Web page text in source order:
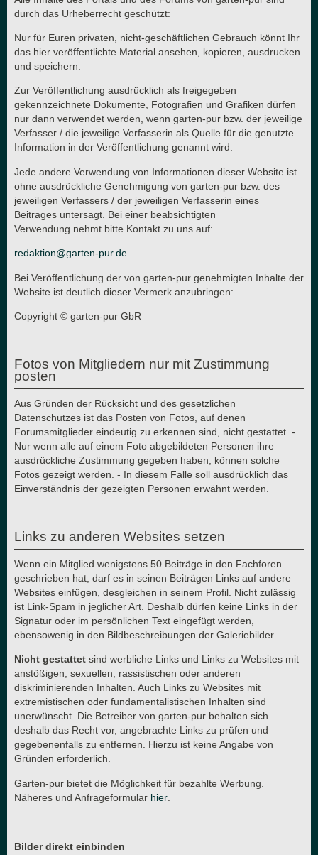
durch das Urheberrecht geschützt:
Nur für Euren privaten, nicht-geschäftlichen Gebrauch könnt Ihr
das hier veröffentlichte Material ansehen, kopieren, ausdrucken
und speichern.
Zur Veröffentlichung ausdrücklich als freigegeben
gekennzeichnete Dokumente, Fotografien und Grafiken dürfen
nur dann verwendet werden, wenn garten-pur bzw. der jeweilige
Verfasser / die jeweilige Verfasserin als Quelle für die genutzte
Information in der Veröffentlichung genannt wird.
Jede andere Verwendung von Informationen dieser Website ist
ohne ausdrückliche Genehmigung von garten-pur bzw. des
jeweiligen Verfassers / der jeweiligen Verfasserin eines
Beitrages untersagt. Bei einer beabsichtigten
Verwendung nehmt bitte Kontakt zu uns auf:
redaktion@garten-pur.de
Bei Veröffentlichung der von garten-pur genehmigten Inhalte der
Website ist deutlich dieser Vermerk anzubringen:
Copyright © garten-pur GbR
Fotos von Mitgliedern nur mit Zustimmung
posten
Aus Gründen der Rücksicht und des gesetzlichen
Datenschutzes ist das Posten von Fotos, auf denen
Forumsmitglieder eindeutig zu erkennen sind, nicht gestattet. -
Nur wenn alle auf einem Foto abgebildeten Personen ihre
ausdrückliche Zustimmung gegeben haben, können solche
Fotos gezeigt werden. - In diesem Falle soll ausdrücklich das
Einverständnis der gezeigten Personen erwähnt werden.
Links zu anderen Websites setzen
Wenn ein Mitglied wenigstens 50 Beiträge in den Fachforen
geschrieben hat, darf es in seinen Beiträgen Links auf andere
Websites einfügen, desgleichen in seinem Profil. Nicht zulässig
ist Link-Spam in jeglicher Art. Deshalb dürfen keine Links in der
Signatur oder im persönlichen Text eingefügt werden,
ebensowenig in den Bildbeschreibungen der Galeriebilder .
Nicht gestattet sind werbliche Links und Links zu Websites mit
anstößigen, sexuellen, rassistischen oder anderen
diskriminierenden Inhalten. Auch Links zu Websites mit
extremistischen oder fundamentalistischen Inhalten sind
unerwünscht. Die Betreiber von garten-pur behalten sich
deshalb das Recht vor, angebrachte Links zu prüfen und
gegebenenfalls zu entfernen. Hierzu ist keine Angabe von
Gründen erforderlich.
Garten-pur bietet die Möglichkeit für bezahlte Werbung.
Näheres und Anfrageformular hier
Bilder direkt einbinden